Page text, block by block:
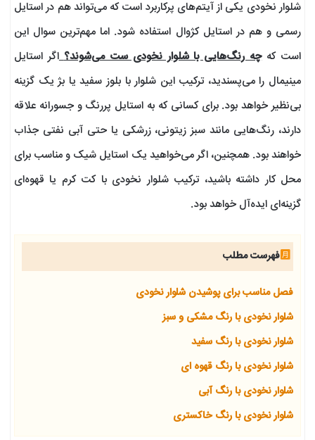
شلوار نخودی یکی از آیتم‌های پرکاربرد است که می‌تواند هم در استایل
رسمی و هم در استایل کژوال استفاده شود. اما مهم‌ترین سوال این
است کهچه رنگ‌هایی با شلوار نخودی ست می‌شوند؟ اگر استایل
مینیمال را می‌پسندید، ترکیب این شلوار با بلوز سفید یا بژ یک گزینه
بی‌نظیر خواهد بود. برای کسانی که به استایل پررنگ و جسورانه علاقه
دارند، رنگ‌هایی مانند سبز زیتونی، زرشکی یا حتی آبی نفتی جذاب
خواهند بود. همچنین، اگر می‌خواهید یک استایل شیک و مناسب برای
محل کار داشته باشید، ترکیب شلوار نخودی با کت کرم یا قهوه‌ای
گزینه‌ای ایده‌آل خواهد بود.
فهرست مطلب
فصل مناسب برای پوشیدن شلوار نخودی
شلوار نخودی با رنگ مشکی و سبز
شلوار نخودی با رنگ سفید
شلوار نخودی با رنگ قهوه ای
شلوار نخودی با رنگ آبی
شلوار نخودی با رنگ خاکستری